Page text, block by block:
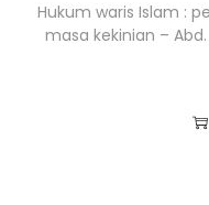
Hukum waris Islam :
masa kekinian –